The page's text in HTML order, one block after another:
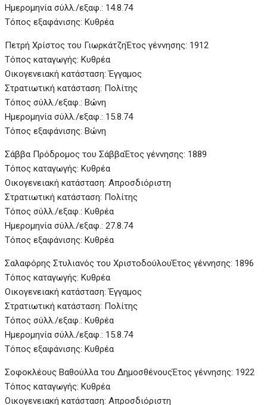
Ημερομηνία σύλλ./εξαφ.: 14.8.74
Τόπος εξαφάνισης: Κυθρέα
Πετρή Χρίστος του ΓιωρκάτζηΈτος γέννησης: 1912
Τόπος καταγωγής: Κυθρέα
Οικογενειακή κατάσταση: Έγγαμος
Στρατιωτική κατάσταση: Πολίτης
Τόπος σύλλ./εξαφ.: Βώνη
Ημερομηνία σύλλ./εξαφ.: 15.8.74
Τόπος εξαφάνισης: Βώνη
Σάββα Πρόδρομος του ΣάββαΈτος γέννησης: 1889
Τόπος καταγωγής: Κυθρέα
Οικογενειακή κατάσταση: Απροσδιόριστη
Στρατιωτική κατάσταση: Πολίτης
Τόπος σύλλ./εξαφ.: Κυθρέα
Ημερομηνία σύλλ./εξαφ.: 27.8.74
Τόπος εξαφάνισης: Κυθρέα
Σαλαφόρης Στυλιανός του ΧριστοδούλουΈτος γέννησης: 1896
Τόπος καταγωγής: Κυθρέα
Οικογενειακή κατάσταση: Έγγαμος
Στρατιωτική κατάσταση: Πολίτης
Τόπος σύλλ./εξαφ.: Κυθρέα
Ημερομηνία σύλλ./εξαφ.: 15.8.74
Τόπος εξαφάνισης: Κυθρέα
Σοφοκλέους Βαθούλλα του ΔημοσθένουςΈτος γέννησης: 1922
Τόπος καταγωγής: Κυθρέα
Οικογενειακή κατάσταση: Απροσδιόριστη